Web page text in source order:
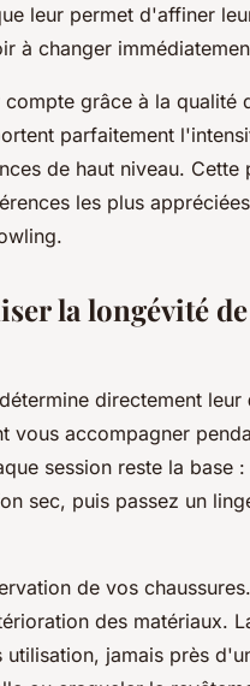
leur permet d'affiner
à changer
grâce à la qualité
parfaitement
de haut niveau. Cette
les plus
la longévité
directement leur
vous accompagner
session reste la base
sec, puis passez un
de vos
des matériaux.
jamais près